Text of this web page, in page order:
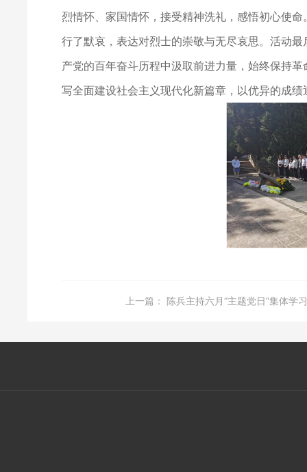
烈情怀、家国情怀，接受精神洗礼，感悟初心使
行了默哀，表达对烈士的崇敬与无尽哀思。活动
产党的百年奋斗历程中汲取前进力量，始终保持
写全面建设社会主义现代化新篇章，以优异的成
上一篇： 陈兵主持六月“主题党日”集体学